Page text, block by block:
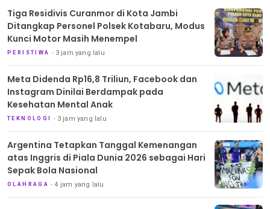
Tiga Residivis Curanmor di Kota Jambi
Ditangkap Personel Polsek Kotabaru, Modus
Kunci Motor Masih Menempel
PERISTIWA 3 jam yang lalu
Meta Didenda Rp16,8 Triliun, Facebook dan
Instagram Dinilai Berdampak pada
Kesehatan Mental Anak
TEKNOLOGI 3 jam yang lalu
Argentina Tetapkan Tanggal Kemenangan
atas Inggris di Piala Dunia 2026 sebagai Hari
Sepak Bola Nasional
OLAHRAGA 4 jam yang lalu